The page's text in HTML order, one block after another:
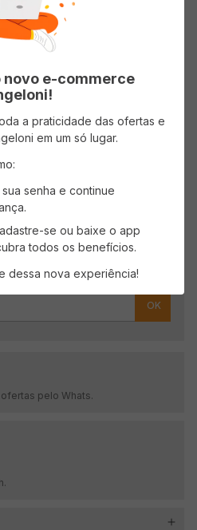
2 de2produtos
1
e descontos
OK
pelo Whats.
novo e-commerce
a praticidade das ofertas e
em um só lugar.
senha e continue
se ou baixe o app
todos os benefícios.
dessa nova experiência!